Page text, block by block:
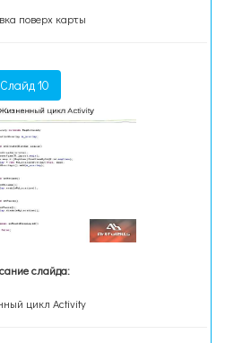
поверх карты
Слайд 10
слайда:
цикл Activity